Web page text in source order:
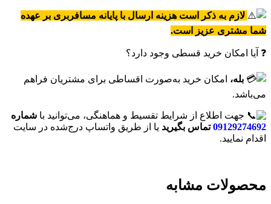
لازم به ذکر است هزینه ارسال با پایانه مسافربری بر عهده
شما مشتری عزیز است.
❓ آیا امکان خرید قسطی وجود دارد؟
بله، امکان خرید به‌صورت اقساطی برای مشتریان فراهم
می‌باشد.
جهت اطلاع از شرایط تقسیط و هماهنگی، می‌توانید با شماره
09129274692تماس بگیرید یا از طریق واتساپ درج‌شده در سایت
اقدام نمایید.
محصولات مشابه